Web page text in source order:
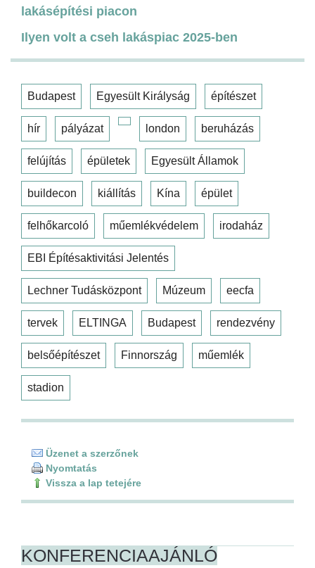
lakásépítési piacon
Ilyen volt a cseh lakáspiac 2025-ben
Budapest Egyesült Királyság építészet
hír pályázat london beruházás
felújítás épületek Egyesült Államok
buildecon kiállítás Kína épület
felhőkarcoló műemlékvédelem irodaház
EBI Építésaktivitási Jelentés
Lechner Tudásközpont Múzeum eecfa
tervek ELTINGA Budapest rendezvény
belsőépítészet Finnország műemlék
stadion
Üzenet a szerzőnek
Nyomtatás
Vissza a lap tetejére
KONFERENCIAAJÁNLÓ